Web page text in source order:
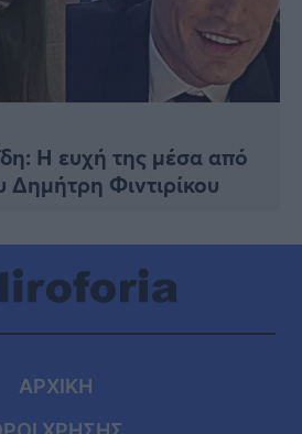
Η ευχή της μέσα από
Δημήτρη Φιντιρίκου
ΑΡΧΙΚΗ